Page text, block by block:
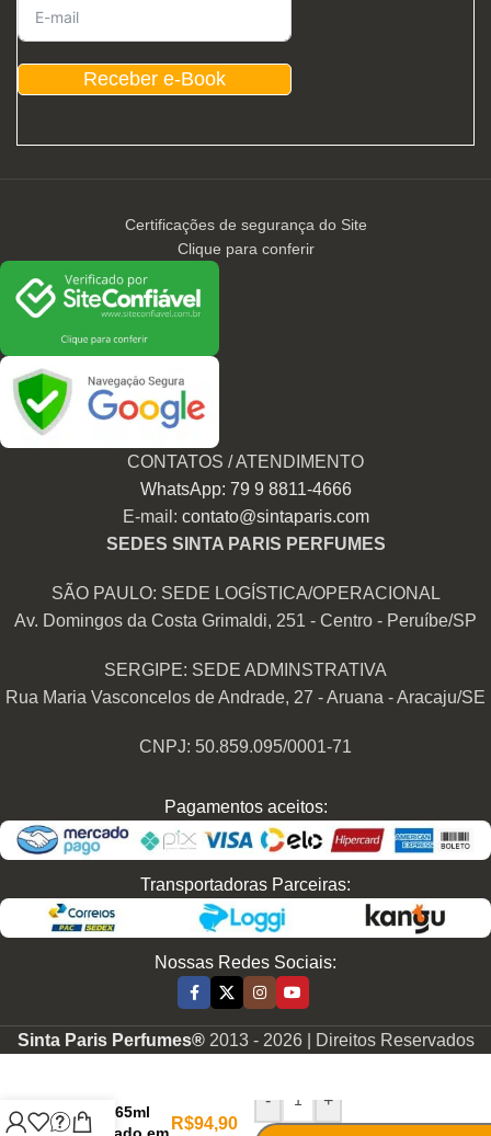
Receber e-Book
Certificações de segurança do Site
Clique para conferir
CONTATOS / ATENDIMENTO
WhatsApp: 79 9 8811-4666
E-mail: contato@sintaparis.com
SEDES SINTA PARIS PERFUMES
SÃO PAULO: SEDE LOGÍSTICA/OPERACIONAL
Av. Domingos da Costa Grimaldi, 251 - Centro - Peruíbe/SP
SERGIPE: SEDE ADMINSTRATIVA
Rua Maria Vasconcelos de Andrade, 27 - Aruana - Aracaju/SE
CNPJ: 50.859.095/0001-71
Pagamentos aceitos:
Transportadoras Parceiras:
Nossas Redes Sociais:
Sinta Paris Perfumes® 2013 - 2026 | Direitos Reservados
Perfume
M362 65ml
R$94,90
- +